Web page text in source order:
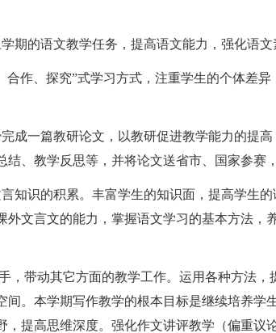
期的语文教学任务，提高语文能力，强化语文
合作、探究”式学习方式，注重学生的个体差异
成一篇教研论文，以教研促进教学能力的提
、教学反思等，并将论文送省市、国家参赛
知识的积累。丰富学生的知识面，提高学生
外文言文的能力，掌握语文学习的基本方法，
，带动其它方面的教学工作。运用各种方法，
间。本学期写作教学的根本目标是继续培养学
，提高思维深度。强化作文讲评教学（偏重议